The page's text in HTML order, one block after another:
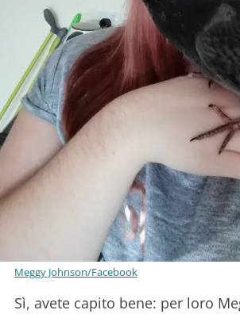
Meggy Johnson/Facebook
Sì, avete capito bene: per loro